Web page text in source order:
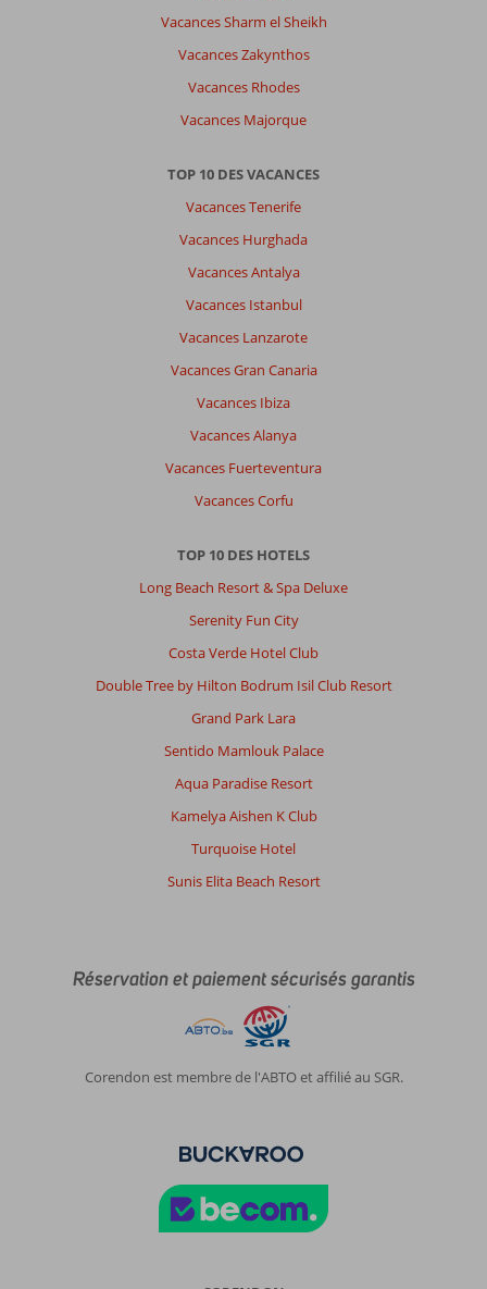
Vacances Sharm el Sheikh
Vacances Zakynthos
Vacances Rhodes
Vacances Majorque
TOP 10 DES VACANCES
Vacances Tenerife
Vacances Hurghada
Vacances Antalya
Vacances Istanbul
Vacances Lanzarote
Vacances Gran Canaria
Vacances Ibiza
Vacances Alanya
Vacances Fuerteventura
Vacances Corfu
TOP 10 DES HOTELS
Long Beach Resort & Spa Deluxe
Serenity Fun City
Costa Verde Hotel Club
Double Tree by Hilton Bodrum Isil Club Resort
Grand Park Lara
Sentido Mamlouk Palace
Aqua Paradise Resort
Kamelya Aishen K Club
Turquoise Hotel
Sunis Elita Beach Resort
Réservation et paiement sécurisés garantis
Corendon est membre de l'ABTO et affilié au SGR.